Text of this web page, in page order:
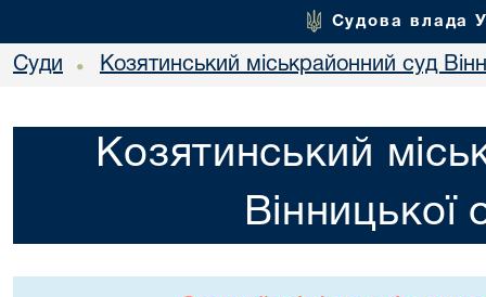
Судова влада
Суди • Козятинський міськрайонний суд
Козятинський
Вінницької